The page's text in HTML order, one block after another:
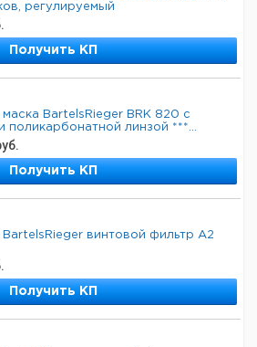
регулируемый
Получить КП
маска BartelsRieger BRK 820 с
линзой ***...
Получить КП
винтовой фильтр A2
Получить КП